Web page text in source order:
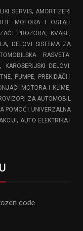
SERVIS,AMORTIZERI
MOTORA I OSTALI
PROZORA, KVAKE,
,
DELOVI SISTEMA ZA
RASVETA:
,
KAROSERIJSKI DELOVI:
, PUMPE, PREKIDAČI I
MOTORA I KLIME,
ZA AUTOMOBIL
POMOĆ I UNIVERZALNA
,AUTO ELEKTRIKA I
code.